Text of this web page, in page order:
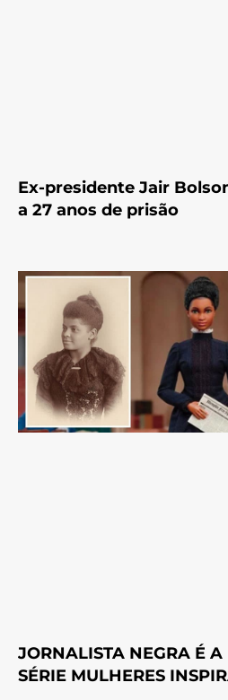
Ex-presidente Jair
a 27 anos de prisão
JORNALISTA NEGRA É
SÉRIE MULHERES